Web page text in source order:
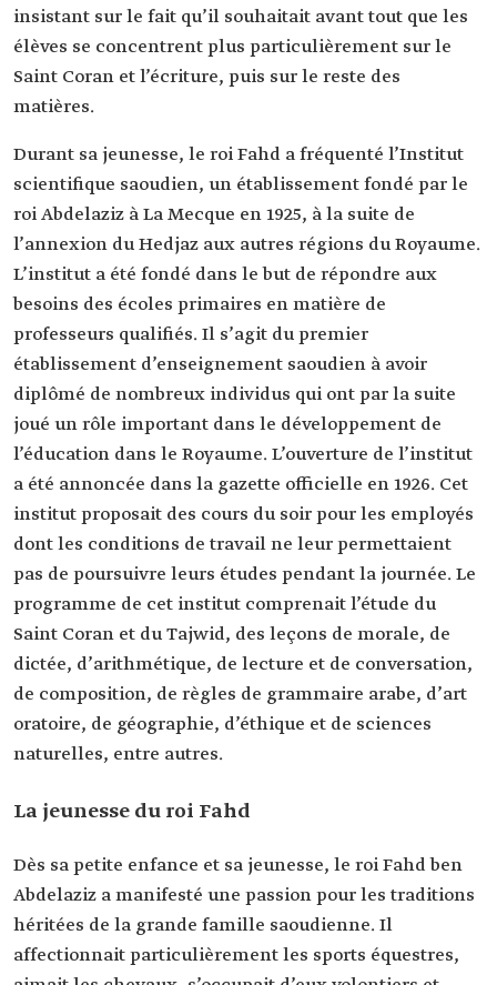
insistant sur le fait qu’il souhaitait avant tout que les
élèves se concentrent plus particulièrement sur le
Saint Coran et l’écriture, puis sur le reste des
matières.
Durant sa jeunesse, le roi Fahd a fréquenté l’Institut
scientifique saoudien, un établissement fondé par le
roi Abdelaziz à La Mecque en 1925, à la suite de
l’annexion du Hedjaz aux autres régions du Royaume.
L’institut a été fondé dans le but de répondre aux
besoins des écoles primaires en matière de
professeurs qualifiés. Il s’agit du premier
établissement d’enseignement saoudien à avoir
diplômé de nombreux individus qui ont par la suite
joué un rôle important dans le développement de
l’éducation dans le Royaume. L’ouverture de l’institut
a été annoncée dans la gazette officielle en 1926. Cet
institut proposait des cours du soir pour les employés
dont les conditions de travail ne leur permettaient
pas de poursuivre leurs études pendant la journée. Le
programme de cet institut comprenait l’étude du
Saint Coran et du Tajwid, des leçons de morale, de
dictée, d’arithmétique, de lecture et de conversation,
de composition, de règles de grammaire arabe, d’art
oratoire, de géographie, d’éthique et de sciences
naturelles, entre autres.
La jeunesse du roi Fahd
Dès sa petite enfance et sa jeunesse, le roi Fahd ben
Abdelaziz a manifesté une passion pour les traditions
héritées de la grande famille saoudienne. Il
affectionnait particulièrement les sports équestres,